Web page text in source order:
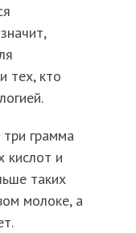
тех, кто
грамма
кислот и
таких
молоке, а